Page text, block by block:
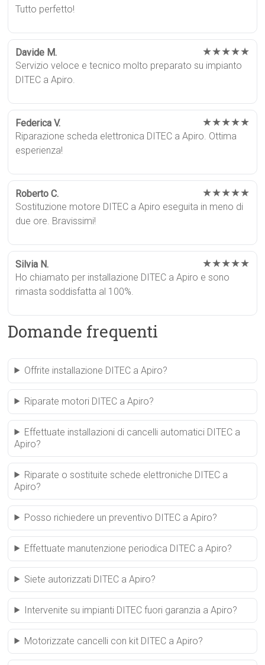
Tutto perfetto!
Davide M. ★★★★★
Servizio veloce e tecnico molto preparato su impianto
DITEC a Apiro.
Federica V. ★★★★★
Riparazione scheda elettronica DITEC a Apiro. Ottima
esperienza!
Roberto C. ★★★★★
Sostituzione motore DITEC a Apiro eseguita in meno di
due ore. Bravissimi!
Silvia N. ★★★★★
Ho chiamato per installazione DITEC a Apiro e sono
rimasta soddisfatta al 100%.
Domande frequenti
Offrite installazione DITEC a Apiro?
Riparate motori DITEC a Apiro?
Effettuate installazioni di cancelli automatici DITEC a
Apiro?
Riparate o sostituite schede elettroniche DITEC a
Apiro?
Posso richiedere un preventivo DITEC a Apiro?
Effettuate manutenzione periodica DITEC a Apiro?
Siete autorizzati DITEC a Apiro?
Intervenite su impianti DITEC fuori garanzia a Apiro?
Motorizzate cancelli con kit DITEC a Apiro?